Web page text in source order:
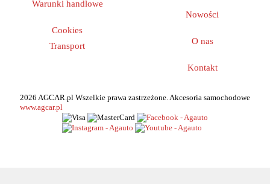
Warunki handlowe
Cookies
Transport
Nowości
O nas
Kontakt
2026 AGCAR.pl Wszelkie prawa zastrzeżone. Akcesoria samochodowe
www.agcar.pl